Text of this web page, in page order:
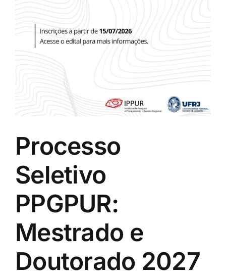
Comunicação
Processo
Seletivo
PPGPUR:
Mestrado e
Doutorado 2027